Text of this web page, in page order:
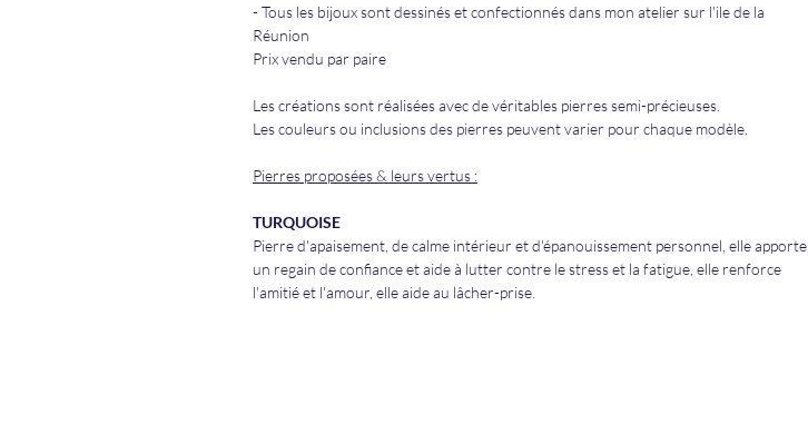
- Tous les bijoux sont dessinés et confectionnés dans mon atelier sur l'ile de la
Réunion
Prix vendu par paire
Les créations sont réalisées avec de véritables pierres semi-précieuses.
Les couleurs ou inclusions des pierres peuvent varier pour chaque modèle.
Pierres proposées & leurs vertus :
TURQUOISE
Pierre d'apaisement, de calme intérieur et d'épanouissement personnel, elle apporte
un regain de confiance et aide à lutter contre le stress et la fatigue, elle renforce
l'amitié et l'amour, elle aide au lâcher-prise.